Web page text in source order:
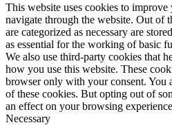
This website uses cookies to
navigate through the website. Out of
are categorized as necessary are
as essential for the working of basic
We also use third-party cookies that
how you use this website. These
browser only with your consent. You
of these cookies. But opting out of
an effect on your browsing
Necessary